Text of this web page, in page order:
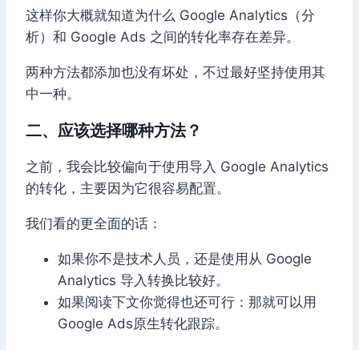
这样你大概就知道为什么 Google Analytics（分
析）和 Google Ads 之间的转化率存在差异。
两种方法都添加也没有坏处，不过最好坚持使用其
中一种。
二、应该选择哪种方法？
之前，我会比较偏向于使用导入 Google Analytics
的转化，主要因为它很容易配置。
我们看的更全面的话：
如果你不是技术人员，还是使用从 Google
Analytics 导入转换比较好。
如果阅读下文你觉得也还可行：那就可以用
Google Ads原生转化跟踪。